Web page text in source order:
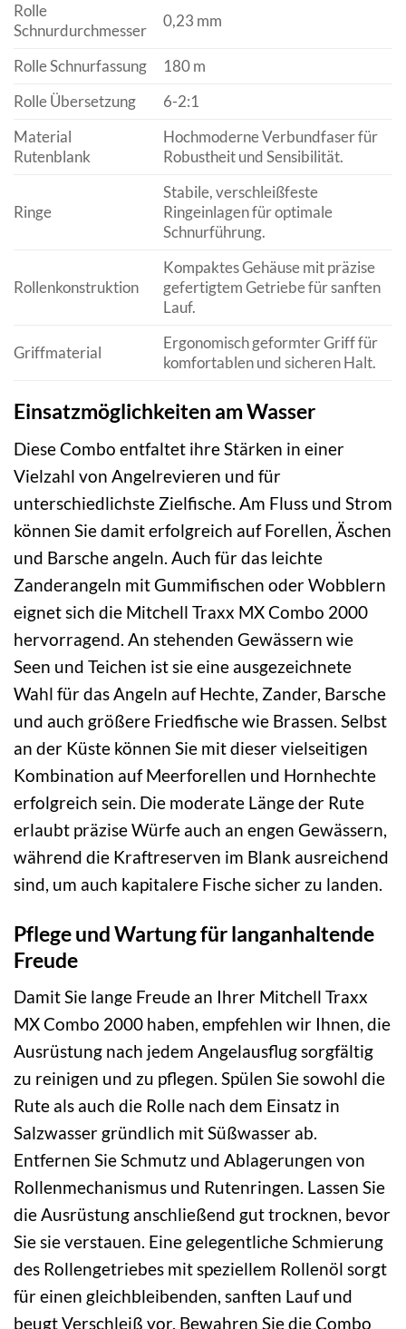
Rolle
Schnurdurchmesser
0,23 mm
Rolle Schnurfassung
180 m
Rolle Übersetzung
6-2:1
Material
Rutenblank
Hochmoderne Verbundfaser für
Robustheit und Sensibilität.
Ringe
Stabile, verschleißfeste
Ringeinlagen für optimale
Schnurführung.
Rollenkonstruktion
Kompaktes Gehäuse mit präzise
gefertigtem Getriebe für sanften
Lauf.
Griffmaterial
Ergonomisch geformter Griff für
komfortablen und sicheren Halt.
Einsatzmöglichkeiten am Wasser
Diese Combo entfaltet ihre Stärken in einer
Vielzahl von Angelrevieren und für
unterschiedlichste Zielfische. Am Fluss und Strom
können Sie damit erfolgreich auf Forellen, Äschen
und Barsche angeln. Auch für das leichte
Zanderangeln mit Gummifischen oder Wobblern
eignet sich die Mitchell Traxx MX Combo 2000
hervorragend. An stehenden Gewässern wie
Seen und Teichen ist sie eine ausgezeichnete
Wahl für das Angeln auf Hechte, Zander, Barsche
und auch größere Friedfische wie Brassen. Selbst
an der Küste können Sie mit dieser vielseitigen
Kombination auf Meerforellen und Hornhechte
erfolgreich sein. Die moderate Länge der Rute
erlaubt präzise Würfe auch an engen Gewässern,
während die Kraftreserven im Blank ausreichend
sind, um auch kapitalere Fische sicher zu landen.
Pflege und Wartung für langanhaltende
Freude
Damit Sie lange Freude an Ihrer Mitchell Traxx
MX Combo 2000 haben, empfehlen wir Ihnen, die
Ausrüstung nach jedem Angelausflug sorgfältig
zu reinigen und zu pflegen. Spülen Sie sowohl die
Rute als auch die Rolle nach dem Einsatz in
Salzwasser gründlich mit Süßwasser ab.
Entfernen Sie Schmutz und Ablagerungen von
Rollenmechanismus und Rutenringen. Lassen Sie
die Ausrüstung anschließend gut trocknen, bevor
Sie sie verstauen. Eine gelegentliche Schmierung
des Rollengetriebes mit speziellem Rollenöl sorgt
für einen gleichbleibenden, sanften Lauf und
beugt Verschleiß vor. Bewahren Sie die Combo